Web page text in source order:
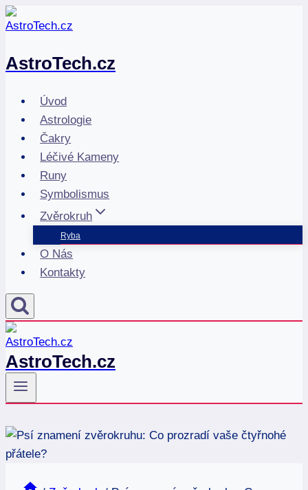
Přeskočit
na
AstroTech.cz
Úvod
Astrologie
Čakry
Léčivé Kameny
Runy
Symbolismus
Zvěrokruh
Ryba
O Nás
Kontakty
AstroTech.cz